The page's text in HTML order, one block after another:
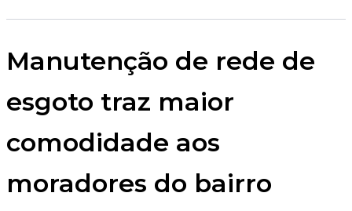
Manutenção de rede de
esgoto traz maior
comodidade aos
moradores do bairro